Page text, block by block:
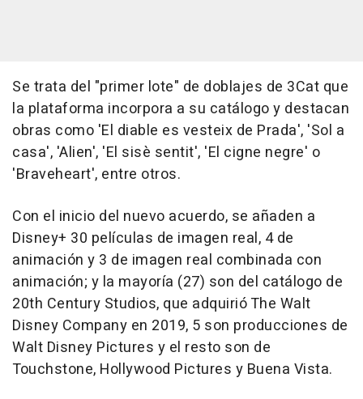
Se trata del "primer lote" de doblajes de 3Cat que
la plataforma incorpora a su catálogo y destacan
obras como 'El diable es vesteix de Prada', 'Sol a
casa', 'Alien', 'El sisè sentit', 'El cigne negre' o
'Braveheart', entre otros.
Con el inicio del nuevo acuerdo, se añaden a
Disney+ 30 películas de imagen real, 4 de
animación y 3 de imagen real combinada con
animación; y la mayoría (27) son del catálogo de
20th Century Studios, que adquirió The Walt
Disney Company en 2019, 5 son producciones de
Walt Disney Pictures y el resto son de
Touchstone, Hollywood Pictures y Buena Vista.